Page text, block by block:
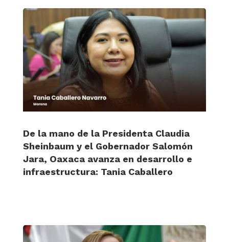
De la mano de la Presidenta Claudia
Sheinbaum y el Gobernador Salomón
Jara, Oaxaca avanza en desarrollo e
infraestructura: Tania Caballero